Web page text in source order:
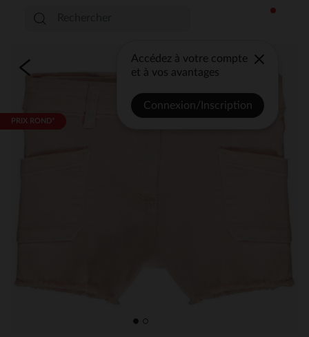
Accédez à votre compte
et à vos avantages
Connexion/Inscription
PRIX ROND*